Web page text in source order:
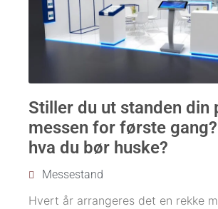
Stiller du ut standen din
messen for første
hva du bør huske?
Messestand
Hvert år arrangeres det en rekke